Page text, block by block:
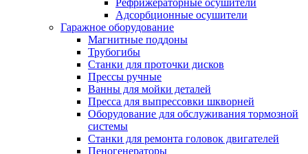
Рефрижераторные осушители
Адсорбционные осушители
Гаражное оборудование
Магнитные поддоны
Трубогибы
Станки для проточки дисков
Прессы ручные
Ванны для мойки деталей
Пресса для выпрессовки шкворней
Оборудование для обслуживания тормозной
системы
Станки для ремонта головок двигателей
Пеногенераторы